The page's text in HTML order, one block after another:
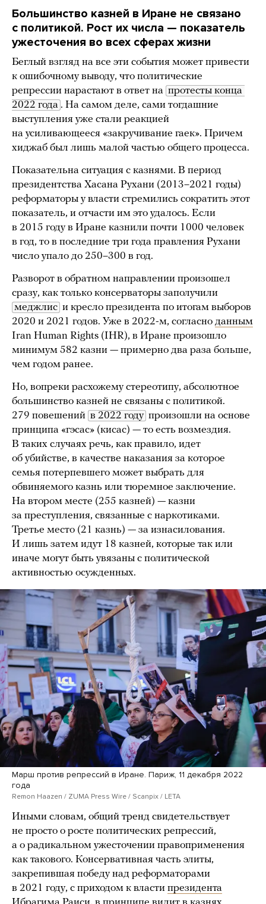
Большинство казней в Иране не связано
с политикой. Рост их числа — показатель
ужесточения во всех сферах жизни
Беглый взгляд на все эти события может привести
к ошибочному выводу, что политические
репрессии нарастают в ответ на протесты конца
2022 года . На самом деле, сами тогдашние
выступления уже стали реакцией
на усиливающееся «закручивание гаек». Причем
хиджаб был лишь малой частью общего процесса.
Показательна ситуация с казнями. В период
президентства Хасана Рухани (2013–2021 годы)
реформаторы у власти стремились сократить этот
показатель, и отчасти им это удалось. Если
в 2015 году в Иране казнили почти 1000 человек
в год, то в последние три года правления Рухани
число упало до 250–300 в год.
Разворот в обратном направлении произошел
сразу, как только консерваторы заполучили
меджлис и кресло президента по итогам выборов
2020 и 2021 годов. Уже в 2022-м, согласно данным
Iran Human Rights (IHR), в Иране произошло
минимум 582 казни — примерно два раза больше,
чем годом ранее.
Но, вопреки расхожему стереотипу, абсолютное
большинство казней не связаны с политикой.
279 повешений в 2022 году произошли на основе
принципа «гэсас» (кисас) — то есть возмездия.
В таких случаях речь, как правило, идет
об убийстве, в качестве наказания за которое
семья потерпевшего может выбрать для
обвиняемого казнь или тюремное заключение.
На втором месте (255 казней) — казни
за преступления, связанные с наркотиками.
Третье место (21 казнь) — за изнасилования.
И лишь затем идут 18 казней, которые так или
иначе могут быть увязаны с политической
активностью осужденных.
Марш против репрессий в Иране. Париж, 11 декабря 2022
года
Remon Haazen / ZUMA Press Wire / Scanpix / LETA
Иными словам, общий тренд свидетельствует
не просто о росте политических репрессий,
а о радикальном ужесточении правоприменения
как такового. Консервативная часть элиты,
закрепившая победу над реформаторами
в 2021 году, с приходом к власти президента